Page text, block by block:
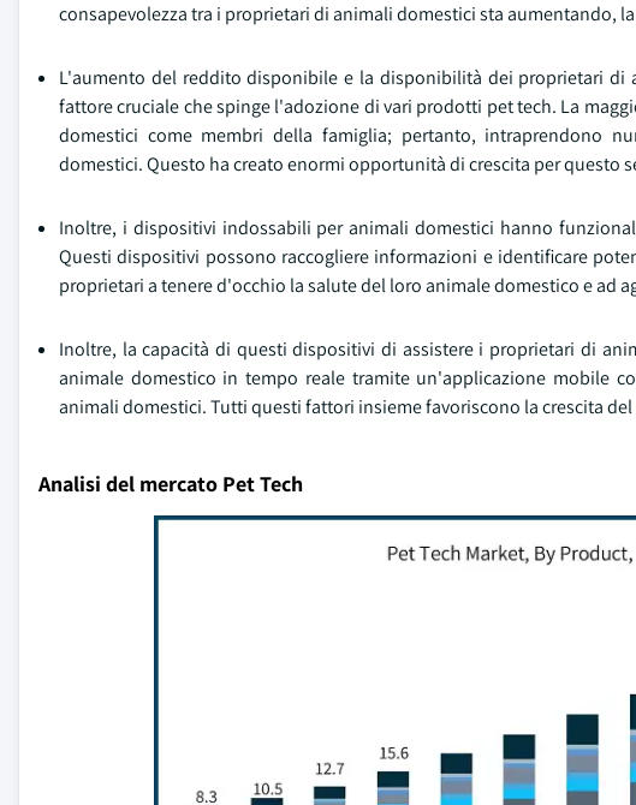
consapevolezza tra i proprietari di animali domestici sta aumentando,
L'aumento del reddito disponibile e la disponibilità dei proprietari
fattore cruciale che spinge l'adozione di vari prodotti pet tech. La
domestici come membri della famiglia; pertanto, intraprendono
domestici. Questo ha creato enormi opportunità di crescita per
Inoltre, i dispositivi indossabili per animali domestici hanno
Questi dispositivi possono raccogliere informazioni e identificare
proprietari a tenere d'occhio la salute del loro animale domestico e ad
Inoltre, la capacità di questi dispositivi di assistere i proprietari di
animale domestico in tempo reale tramite un'applicazione mobile
animali domestici. Tutti questi fattori insieme favoriscono la crescita del
Analisi del mercato Pet Tech